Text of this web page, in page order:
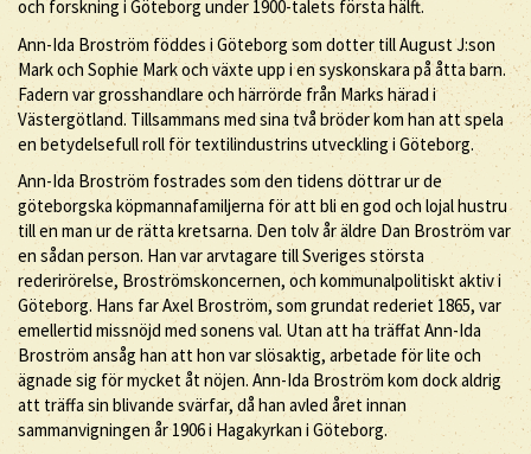
och forskning i Göteborg under 1900-talets första hälft.
Ann-Ida Broström föddes i Göteborg som dotter till August J:son
Mark och Sophie Mark och växte upp i en syskonskara på åtta barn.
Fadern var grosshandlare och härrörde från Marks härad i
Västergötland. Tillsammans med sina två bröder kom han att spela
en betydelsefull roll för textilindustrins utveckling i Göteborg.
Ann-Ida Broström fostrades som den tidens döttrar ur de
göteborgska köpmannafamiljerna för att bli en god och lojal hustru
till en man ur de rätta kretsarna. Den tolv år äldre Dan Broström var
en sådan person. Han var arvtagare till Sveriges största
rederirörelse, Broströmskoncernen, och kommunalpolitiskt aktiv i
Göteborg. Hans far Axel Broström, som grundat rederiet 1865, var
emellertid missnöjd med sonens val. Utan att ha träffat Ann-Ida
Broström ansåg han att hon var slösaktig, arbetade för lite och
ägnade sig för mycket åt nöjen. Ann-Ida Broström kom dock aldrig
att träffa sin blivande svärfar, då han avled året innan
sammanvigningen år 1906 i Hagakyrkan i Göteborg.